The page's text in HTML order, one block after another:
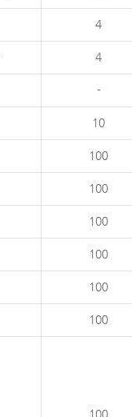
4
4
-
10
100
100
100
100
100
100
100